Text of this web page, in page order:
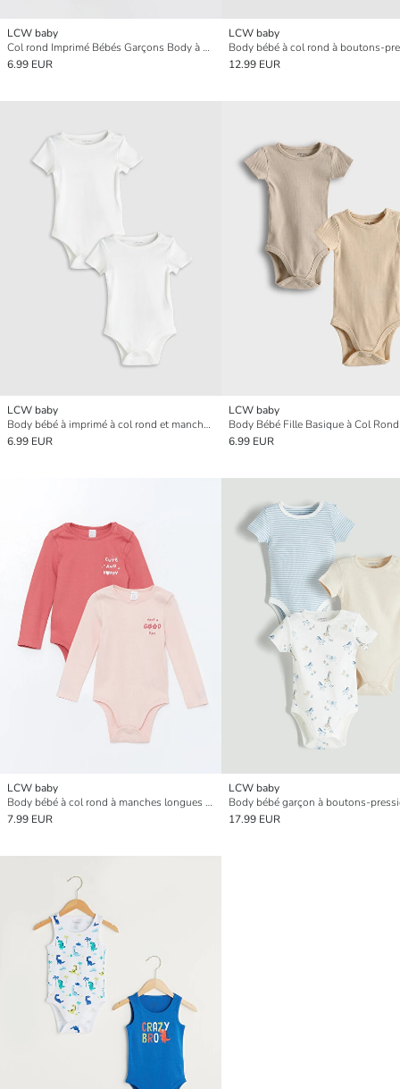
LCW baby
Col rond Imprimé Bébés Garçons Body à boutons-pression Lot de 2
6.99 EUR
LCW baby
12.99 EUR
LCW baby
Body bébé à imprimé à col rond et manches courtes pour garçon, lot de 2 à boutons-pression
6.99 EUR
LCW baby
6.99 EUR
LCW baby
Body bébé à col rond à manches longues imprimé pour bébé fille avec boutons-pression, lot de 2
7.99 EUR
LCW baby
17.99 EUR